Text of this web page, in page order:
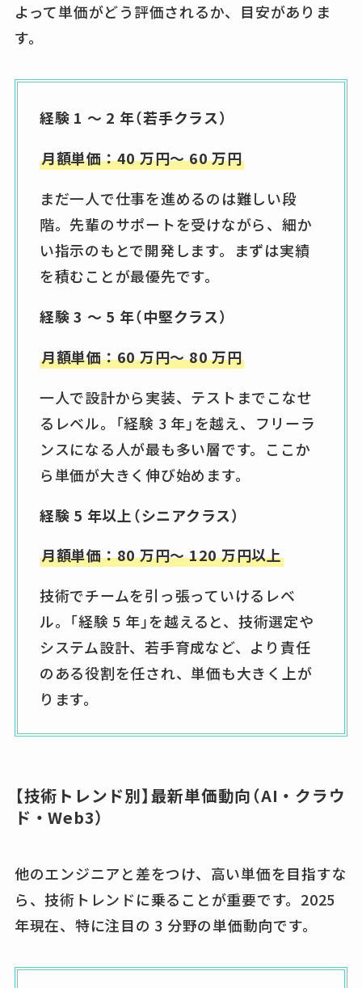
よって単価がどう評価されるか、目安がありま
す。
経験 1 ～ 2 年（若手クラス）
月額単価：40 万円～ 60 万円
まだ一人で仕事を進めるのは難しい段
階。先輩のサポートを受けながら、細か
い指示のもとで開発します。まずは実績
を積むことが最優先です。
経験 3 ～ 5 年（中堅クラス）
月額単価：60 万円～ 80 万円
一人で設計から実装、テストまでこなせ
るレベル。「経験 3 年」を越え、フリーラ
ンスになる人が最も多い層です。ここか
ら単価が大きく伸び始めます。
経験 5 年以上（シニアクラス）
月額単価：80 万円～ 120 万円以上
技術でチームを引っ張っていけるレベ
ル。「経験 5 年」を越えると、技術選定や
システム設計、若手育成など、より責任
のある役割を任され、単価も大きく上が
ります。
【技術トレンド別】最新単価動向（AI・クラウ
ド・Web3）
他のエンジニアと差をつけ、高い単価を目指すな
ら、技術トレンドに乗ることが重要です。2025
年現在、特に注目の 3 分野の単価動向です。